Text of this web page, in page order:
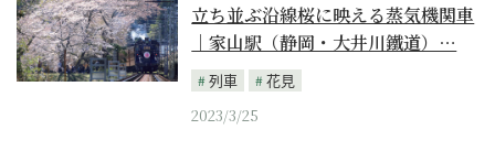
立ち並ぶ沿線桜に映える蒸気機関車
｜家山駅（静岡・大井川鐵道）…
列車
花見
2023/3/25